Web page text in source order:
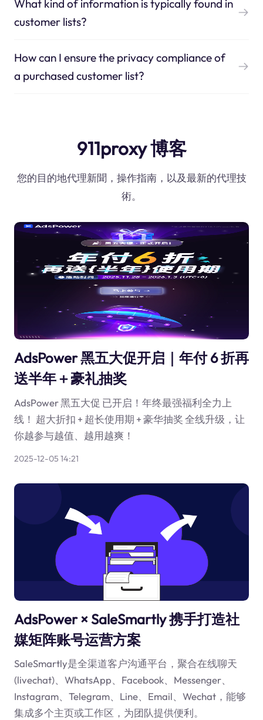
What kind of information is typically found in
customer lists?
How can I ensure the privacy compliance of
a purchased customer list?
911proxy 博客
您的目的地代理新聞，操作指南，以及最新的代理技
術。
AdsPower 黑五大促开启｜年付 6 折再
送半年＋豪礼抽奖
AdsPower 黑五大促 已开启！年终最强福利全力上
线！ 超大折扣 + 超长使用期 + 豪华抽奖 全线升级，让
你越参与越值、越用越爽！
2025-12-05 14:21
AdsPower × SaleSmartly 携手打造社
媒矩阵账号运营方案
SaleSmartly是全渠道客户沟通平台，聚合在线聊天
(livechat)、WhatsApp、Facebook、Messenger、
Instagram、Telegram、Line、Email、Wechat，能够
集成多个主页或工作区，为团队提供便利。